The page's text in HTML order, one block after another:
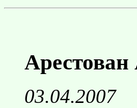
03.04.2007